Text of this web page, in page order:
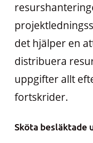
det hjälper en
distribuera
uppgifter allt
fortskrider.
Sköta besläktade